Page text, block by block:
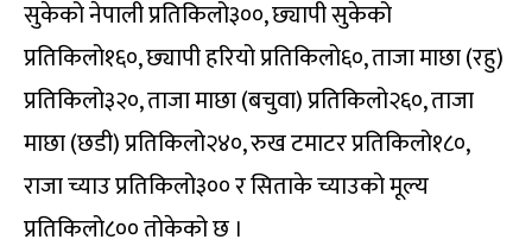
सुकेको नेपाली प्रतिकिलो३००, छ्यापी सुकेको
प्रतिकिलो१६०, छ्यापी हरियो प्रतिकिलो६०, ताजा माछा (रहु)
प्रतिकिलो३२०, ताजा माछा (बचुवा) प्रतिकिलो२६०, ताजा
माछा (छडी) प्रतिकिलो२४०, रुख टमाटर प्रतिकिलो१८०,
राजा च्याउ प्रतिकिलो३०० र सिताके च्याउको मूल्य
प्रतिकिलो८०० तोकेको छ ।